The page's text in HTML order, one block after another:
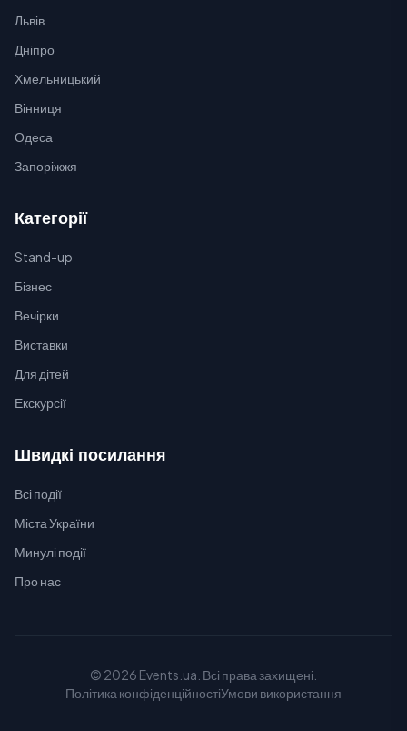
Львів
Дніпро
Хмельницький
Вінниця
Одеса
Запоріжжя
Категорії
Stand-up
Бізнес
Вечірки
Виставки
Для дітей
Екскурсії
Швидкі посилання
Всі події
Міста України
Минулі події
Про нас
© 2026 Events.ua. Всі права захищені.
Політика конфіденційностіУмови використання